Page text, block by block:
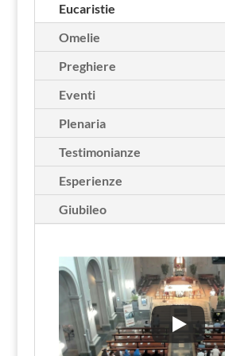
Eucaristie
Omelie
Preghiere
Eventi
Plenaria
Testimonianze
Esperienze
Giubileo